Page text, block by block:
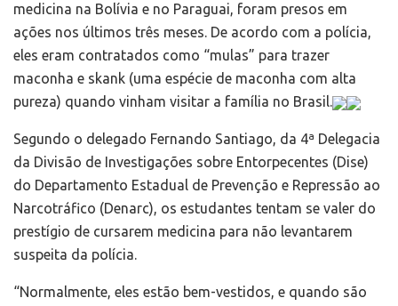
medicina na Bolívia e no Paraguai, foram presos em
ações nos últimos três meses. De acordo com a polícia,
eles eram contratados como “mulas” para trazer
maconha e skank (uma espécie de maconha com alta
pureza) quando vinham visitar a família no Brasil.
Segundo o delegado Fernando Santiago, da 4ª Delegacia
da Divisão de Investigações sobre Entorpecentes (Dise)
do Departamento Estadual de Prevenção e Repressão ao
Narcotráfico (Denarc), os estudantes tentam se valer do
prestígio de cursarem medicina para não levantarem
suspeita da polícia.
“Normalmente, eles estão bem-vestidos, e quando são